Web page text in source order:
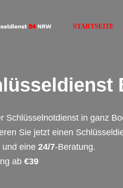
STARTSEITE
Schlüsselnotdienst in ganz
Sie jetzt einen
und eine 24/7-Beratung.
ab €39